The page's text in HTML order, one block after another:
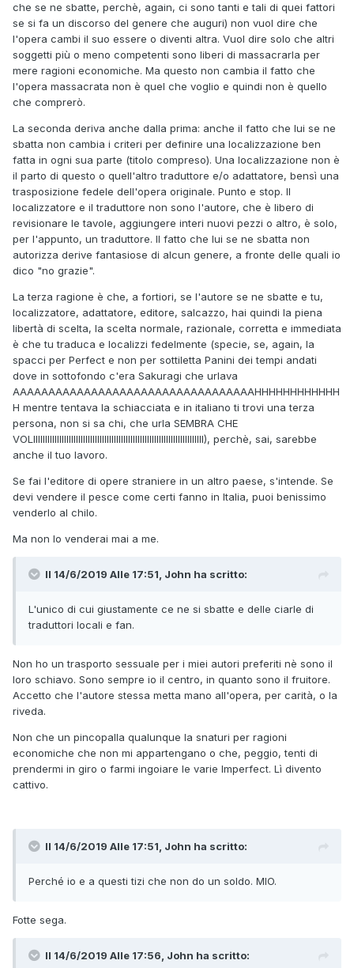
che se ne sbatte, perchè, again, ci sono tanti e tali di quei fattori
se si fa un discorso del genere che auguri) non vuol dire che
l'opera cambi il suo essere o diventi altra. Vuol dire solo che altri
soggetti più o meno competenti sono liberi di massacrarla per
mere ragioni economiche. Ma questo non cambia il fatto che
l'opera massacrata non è quel che voglio e quindi non è quello
che comprerò.
La seconda deriva anche dalla prima: anche il fatto che lui se ne
sbatta non cambia i criteri per definire una localizzazione ben
fatta in ogni sua parte (titolo compreso). Una localizzazione non è
il parto di questo o quell'altro traduttore e/o adattatore, bensì una
trasposizione fedele dell'opera originale. Punto e stop. Il
localizzatore e il traduttore non sono l'autore, che è libero di
revisionare le tavole, aggiungere interi nuovi pezzi o altro, è solo,
per l'appunto, un traduttore. Il fatto che lui se ne sbatta non
autorizza derive fantasiose di alcun genere, a fronte delle quali io
dico "no grazie".
La terza ragione è che, a fortiori, se l'autore se ne sbatte e tu,
localizzatore, adattatore, editore, salcazzo, hai quindi la piena
libertà di scelta, la scelta normale, razionale, corretta e immediata
è che tu traduca e localizzi fedelmente (specie, se, again, la
spacci per Perfect e non per sottiletta Panini dei tempi andati
dove in sottofondo c'era Sakuragi che urlava
AAAAAAAAAAAAAAAAAAAAAAAAAAAAAAAAAAHHHHHHHHHHHH
H mentre tentava la schiacciata e in italiano ti trovi una terza
persona, non si sa chi, che urla SEMBRA CHE
VOLIIIIIIIIIIIIIIIIIIIIIIIIIIIIIIIIIIIIIIIIIIIIIIIIIIIIIIIIIIIIIIIIIIIIIIII), perchè, sai, sarebbe
anche il tuo lavoro.
Se fai l'editore di opere straniere in un altro paese, s'intende. Se
devi vendere il pesce come certi fanno in Italia, puoi benissimo
venderlo al chilo.
Ma non lo venderai mai a me.
Il 14/6/2019 Alle 17:51, John ha scritto:
L'unico di cui giustamente ce ne si sbatte e delle ciarle di
traduttori locali e fan.
Non ho un trasporto sessuale per i miei autori preferiti nè sono il
loro schiavo. Sono sempre io il centro, in quanto sono il fruitore.
Accetto che l'autore stessa metta mano all'opera, per carità, o la
riveda.
Non che un pincopalla qualunque la snaturi per ragioni
economiche che non mi appartengano o che, peggio, tenti di
prendermi in giro o farmi ingoiare le varie Imperfect. Lì divento
cattivo.
Il 14/6/2019 Alle 17:51, John ha scritto:
Perché io e a questi tizi che non do un soldo. MIO.
Fotte sega.
Il 14/6/2019 Alle 17:56, John ha scritto: